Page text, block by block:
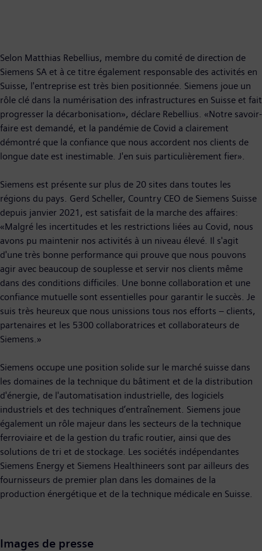
Selon Matthias Rebellius, membre du comité de direction de
Siemens SA et à ce titre également responsable des activités en
Suisse, l'entreprise est très bien positionnée. Siemens joue un
rôle clé dans la numérisation des infrastructures en Suisse et fait
progresser la décarbonisation», déclare Rebellius. «Notre savoir-
faire est demandé, et la pandémie de Covid a clairement
démontré que la confiance que nous accordent nos clients de
longue date est inestimable. J'en suis particulièrement fier».
Siemens est présente sur plus de 20 sites dans toutes les
régions du pays. Gerd Scheller, Country CEO de Siemens Suisse
depuis janvier 2021, est satisfait de la marche des affaires:
«Malgré les incertitudes et les restrictions liées au Covid, nous
avons pu maintenir nos activités à un niveau élevé. Il s'agit
d'une très bonne performance qui prouve que nous pouvons
agir avec beaucoup de souplesse et servir nos clients même
dans des conditions difficiles. Une bonne collaboration et une
confiance mutuelle sont essentielles pour garantir le succès. Je
suis très heureux que nous unissions tous nos efforts – clients,
partenaires et les 5300 collaboratrices et collaborateurs de
Siemens.»
Siemens occupe une position solide sur le marché suisse dans
les domaines de la technique du bâtiment et de la distribution
d'énergie, de l'automatisation industrielle, des logiciels
industriels et des techniques d’entraînement. Siemens joue
également un rôle majeur dans les secteurs de la technique
ferroviaire et de la gestion du trafic routier, ainsi que des
solutions de tri et de stockage. Les sociétés indépendantes
Siemens Energy et Siemens Healthineers sont par ailleurs des
fournisseurs de premier plan dans les domaines de la
production énergétique et de la technique médicale en Suisse.
Images de presse